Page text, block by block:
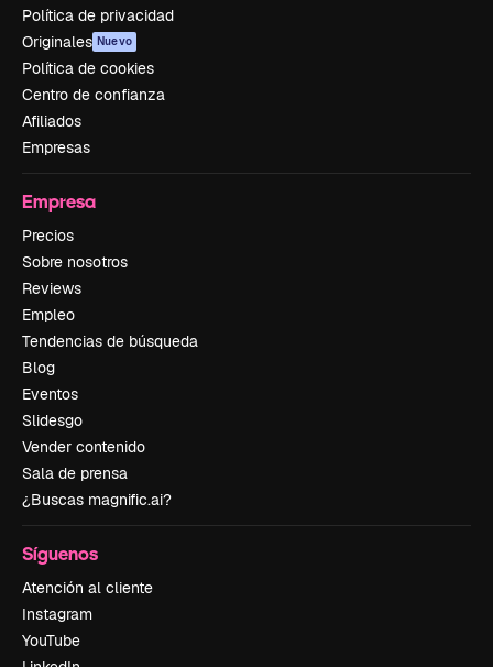
Política de privacidad
Originales Nuevo
Política de cookies
Centro de confianza
Afiliados
Empresas
Empresa
Precios
Sobre nosotros
Reviews
Empleo
Tendencias de búsqueda
Blog
Eventos
Slidesgo
Vender contenido
Sala de prensa
¿Buscas magnific.ai?
Síguenos
Atención al cliente
Instagram
YouTube